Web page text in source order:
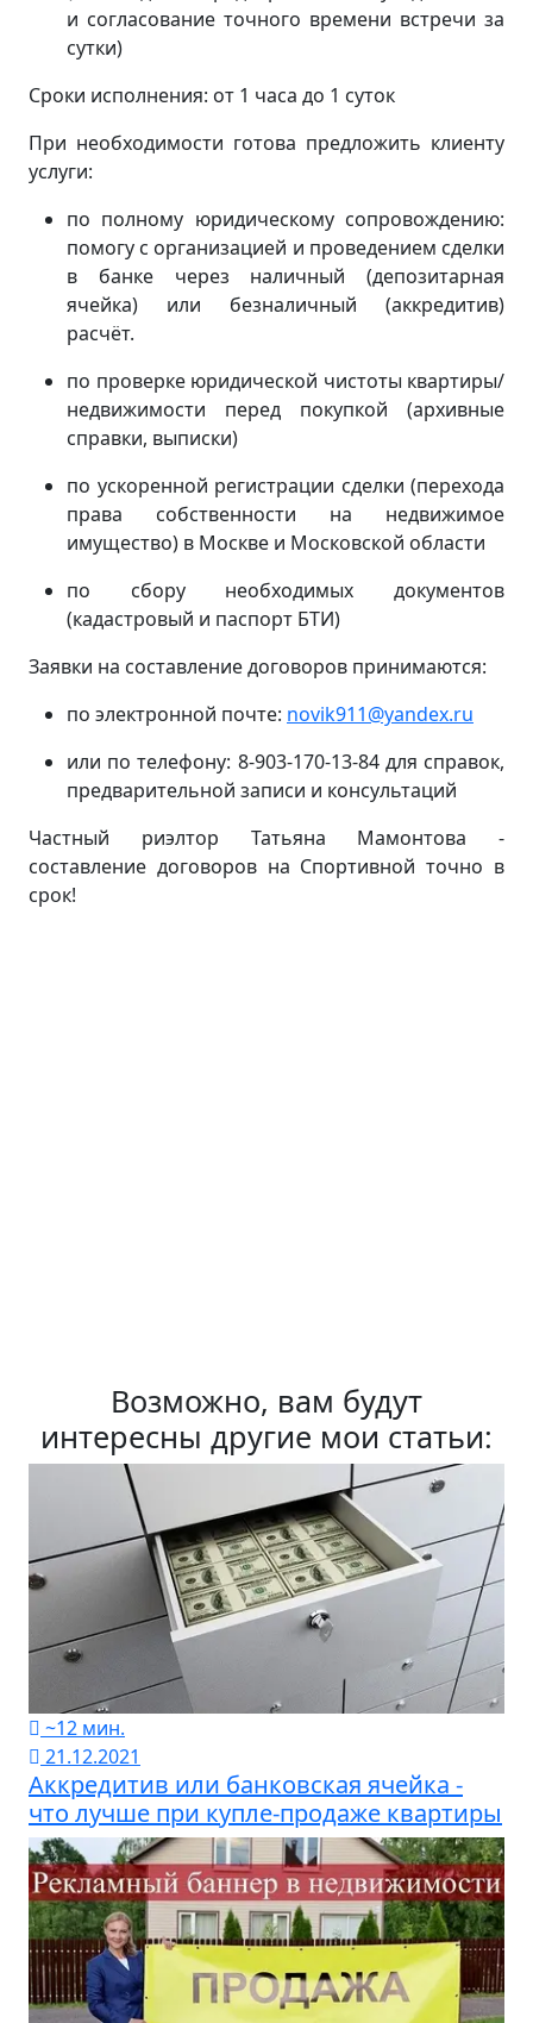
и согласование точного времени встречи за
сутки)
Сроки исполнения: от 1 часа до 1 суток
При необходимости готова предложить клиенту
услуги:
по полному юридическому сопровождению:
помогу с организацией и проведением сделки
в банке через наличный (депозитарная
ячейка) или безналичный (аккредитив)
расчёт.
по проверке юридической чистоты квартиры/
недвижимости перед покупкой (архивные
справки, выписки)
по ускоренной регистрации сделки (перехода
права собственности на недвижимое
имущество) в Москве и Московской области
по сбору необходимых документов
(кадастровый и паспорт БТИ)
Заявки на составление договоров принимаются:
по электронной почте: novik911@yandex.ru
или по телефону: 8-903-170-13-84 для справок,
предварительной записи и консультаций
Частный риэлтор Татьяна Мамонтова -
составление договоров на Спортивной точно в
срок!
Возможно, вам будут
интересны другие мои статьи:
~12 мин.
21.12.2021
Аккредитив или банковская ячейка -
что лучше при купле-продаже квартиры